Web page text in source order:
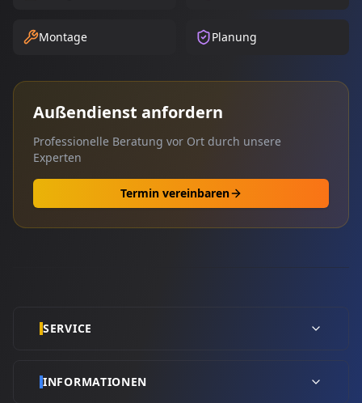
Montage Planung
Außendienst anfordern
Professionelle Beratung vor Ort durch unsere
Experten
Termin vereinbaren
SERVICE
INFORMATIONEN